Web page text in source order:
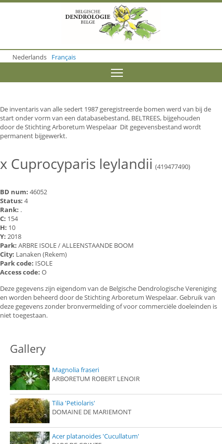
o
m
o
n
t
e
n
Nederlands Français
De inventaris van alle sedert 1987 geregistreerde bomen werd van bij de
start onder vorm van een databasebestand, BELTREES, bijgehouden
door de Stichting Arboretum Wespelaar Dit gegevensbestand wordt
permanent bijgewerkt.
x Cuprocyparis leylandii (419477490)
BD num: 46052
Status: 4
Rank: .
C: 154
H: 10
Y: 2018
Park: ARBRE ISOLE / ALLEENSTAANDE BOOM
City: Lanaken (Rekem)
Park code: ISOLE
Access code: O
Deze gegevens zijn eigendom van de Belgische Dendrologische Vereniging
en worden beheerd door de Stichting Arboretum Wespelaar. Gebruik van
deze gegevens zonder bronvermelding of voor commerciële doeleinden is
niet toegestaan.
Gallery
Magnolia fraseri
ARBORETUM ROBERT LENOIR
Tilia 'Petiolaris'
DOMAINE DE MARIEMONT
Acer platanoides 'Cucullatum'